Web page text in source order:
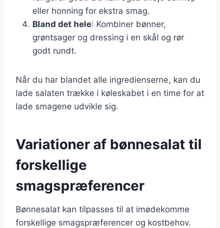
eller honning for ekstra smag.
Bland det hele: Kombiner bønner,
grøntsager og dressing i en skål og rør
godt rundt.
Når du har blandet alle ingredienserne, kan du
lade salaten trække i køleskabet i en time for at
lade smagene udvikle sig.
Variationer af bønnesalat til
forskellige
smagspræferencer
Bønnesalat kan tilpasses til at imødekomme
forskellige smagspræferencer og kostbehov.